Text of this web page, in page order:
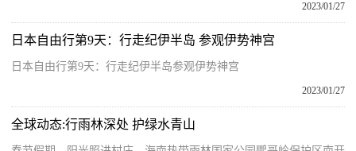
2023/01/27
日本自由行第9天：行走纪伊半岛 参观伊势神宫
日本自由行第9天：行走纪伊半岛参观伊势神宫
2023/01/27
全球动态:行雨林深处 护绿水青山